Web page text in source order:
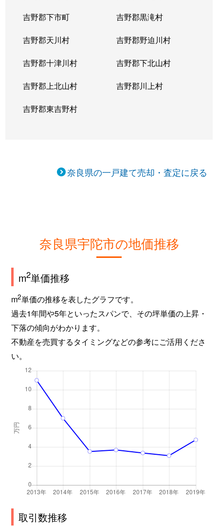
吉野郡下市町 吉野郡黒滝村
吉野郡天川村 吉野郡野迫川村
吉野郡十津川村 吉野郡下北山村
吉野郡上北山村 吉野郡川上村
吉野郡東吉野村
奈良県の一戸建て売却・査定に戻る
奈良県宇陀市の地価推移
m2単価推移
m2単価の推移を表したグラフです。
過去1年間や5年といったスパンで、その坪単価の上昇・
下落の傾向がわかります。
不動産を売買するタイミングなどの参考にご活用くださ
い。
取引数推移